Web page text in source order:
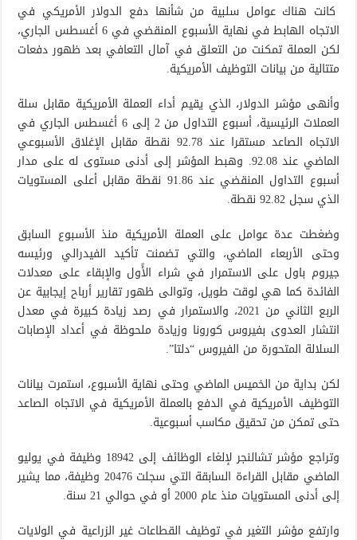
كانت هناك عوامل سلبية من شأنها دفع الدولار الأمريكي في
الاتجاه الهابط في نهاية الأسبوع المنقضي في 6 أغسطس الجاري،
لكن العملة تمكنت من التعلق في آمال التعافي بعد ظهور دفعات
متتالية من بيانات التوظيف الأمريكية.
وأنهى مؤشر الدولار، الذي يقيم أداء العملة الأمريكية مقابل سلة
العملات الرئيسية، أسبوع التداول من 2 إلى 6 أغسطس الجاري في
الاتجاه الصاعد مستقرا عند 92.78 نقطة مقابل الإغلاق الأسبوعي
الماضي عند 92.08. وهبط المؤشر إلى أدنى مستوى له على مدار
أسبوع التداول المنقضي عند 91.86 نقطة مقابل أعلى المستويات
الذي سجل 92.82 نقطة.
وضغطت عدة عوامل على العملة الأمريكية منذ الأسبوع السابق
وحتى الأربعاء الماضي، والتي تضمنت تأكيد الفيدرالي ورئيسه
جيروم باول على الاستمرار في شراء الأًول والإبقاء على معدلات
الفائدة كما هي لوقت طويل، وتوالى ظهور تقارير أرباح إيجابية عن
الربع الثاني من 2021، والاستمرار في رصد زيادة كبيرة في معدل
انتشار العدوى بفيروس كورونا وزيادة ملحوظة في أعداد الإصابات
السلالة المتحورة من الفيروس “دلتا”.
لكن بداية من الخميس الماضي وحتى نهاية الأسبوع، استمرت بيانات
التوظيف الأمريكية في الدفع بالعملة الأمريكية في الاتجاه الصاعد
حتى تمكن من تحقيق مكاسب أسبوعية.
وتراجع مؤشر تشالنجر لإلغاء الوظائف إلى 18942 وظيفة في يوليو
الماضي مقابل القراءة السابقة التي سجلت 20476 وظيفة، مما يشير
إلى أدنى المستويات منذ عام 2000 أو في حوالي 21 سنة.
وارتفع مؤشر التغير في توظيف القطاعات غير الزراعية في الولايات